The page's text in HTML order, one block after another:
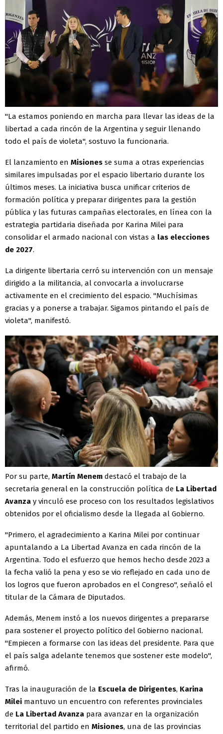
"La estamos poniendo en marcha para llevar las ideas de la
libertad a cada rincón de la Argentina y seguir llenando
todo el país de violeta", sostuvo la funcionaria.
El lanzamiento en Misiones se suma a otras experiencias
similares impulsadas por el espacio libertario durante los
últimos meses. La iniciativa busca unificar criterios de
formación política y preparar dirigentes para la gestión
pública y las futuras campañas electorales, en línea con la
estrategia partidaria diseñada por Karina Milei para
consolidar el armado nacional con vistas a las elecciones
de 2027.
La dirigente libertaria cerró su intervención con un mensaje
dirigido a la militancia, al convocarla a involucrarse
activamente en el crecimiento del espacio. "Muchísimas
gracias y a ponerse a trabajar. Sigamos pintando el país de
violeta", manifestó.
Por su parte, Martín Menem destacó el trabajo de la
secretaria general en la construcción política de La Libertad
Avanza y vinculó ese proceso con los resultados legislativos
obtenidos por el oficialismo desde la llegada al Gobierno.
"Primero, el agradecimiento a Karina Milei por continuar
apuntalando a La Libertad Avanza en cada rincón de la
Argentina. Todo el esfuerzo que hemos hecho desde 2023 a
la fecha valió la pena y eso se vio reflejado en cada uno de
los logros que fueron aprobados en el Congreso", señaló el
titular de la Cámara de Diputados.
Además, Menem instó a los nuevos dirigentes a prepararse
para sostener el proyecto político del Gobierno nacional.
"Empiecen a formarse con las ideas del presidente. Para que
el país salga adelante tenemos que sostener este modelo",
afirmó.
Tras la inauguración de la Escuela de Dirigentes, Karina
Milei mantuvo un encuentro con referentes provinciales
de La Libertad Avanza para avanzar en la organización
territorial del partido en Misiones, una de las provincias